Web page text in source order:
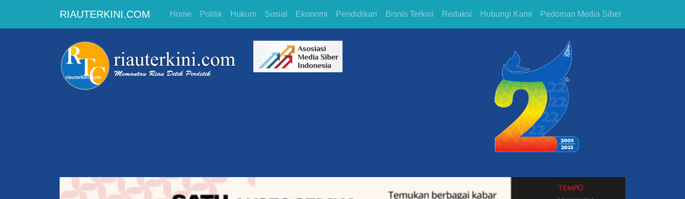
RIAUTERKINI.COM Home Politik Hukum Sosial Ekonomi Pendidikan Bisnis Terkini Redaksi Hubungi Kami Pedoman Media Siber